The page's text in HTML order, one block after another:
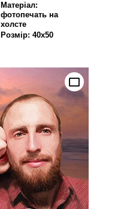
Матеріал:
фотопечать на
холсте
Розмір: 40х50